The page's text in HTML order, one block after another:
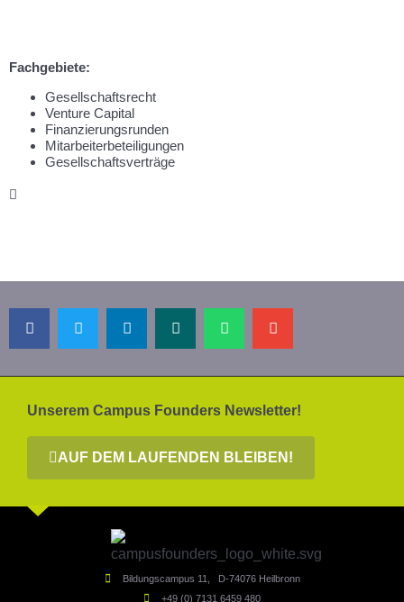
Fachgebiete:
Gesellschaftsrecht
Venture Capital
Finanzierungsrunden
Mitarbeiterbeteiligungen
Gesellschaftsverträge
Unserem Campus Founders Newsletter!
AUF DEM LAUFENDEN BLEIBEN!
Bildungscampus 11, D-74076 Heilbronn
+49 (0) 7131 6459 480